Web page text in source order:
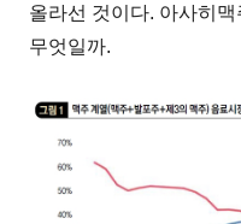
올라선 것이다. 아사히
무엇일까.